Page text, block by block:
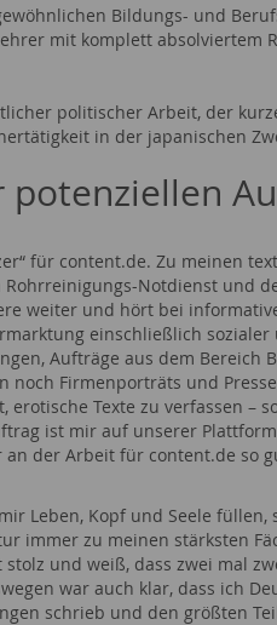
Bildungs- und
mit komplett absolviertem
politischer Arbeit, der
in der japanischen
potenziellen
für content.de. Zu meinen
Notdienst und
weiter und hört bei
einschließlich sozialer
Aufträge aus dem Bereich
noch Firmenporträts und
Texte zu verfassen –
ist mir auf unserer
der Arbeit für content.de so
Leben, Kopf und Seele
immer zu meinen stärksten
und weiß, dass zwei mal
war auch klar, dass ich
schrieb und den größten